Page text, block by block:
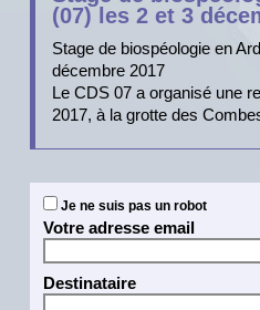
(07) les 2 et 3
Stage de biospéologie en
décembre 2017
Le CDS 07 a organisé une
2017, à la grotte des
Je ne suis pas un robot
Votre adresse email
Destinataire